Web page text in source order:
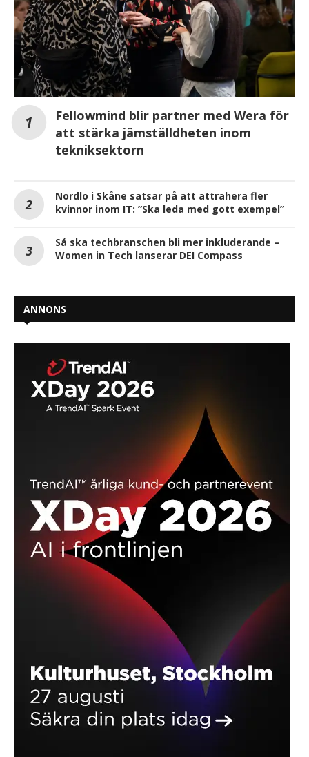
Fellowmind blir partner med Wera för
att stärka jämställdheten inom
tekniksektorn
Nordlo i Skåne satsar på att attrahera fler
kvinnor inom IT: ”Ska leda med gott exempel”
Så ska techbranschen bli mer inkluderande –
Women in Tech lanserar DEI Compass
ANNONS